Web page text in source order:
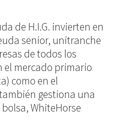
de H.I.G. invierten en
senior, unitranche
de todos los
mercado primario
como en el
gestiona una
WhiteHorse